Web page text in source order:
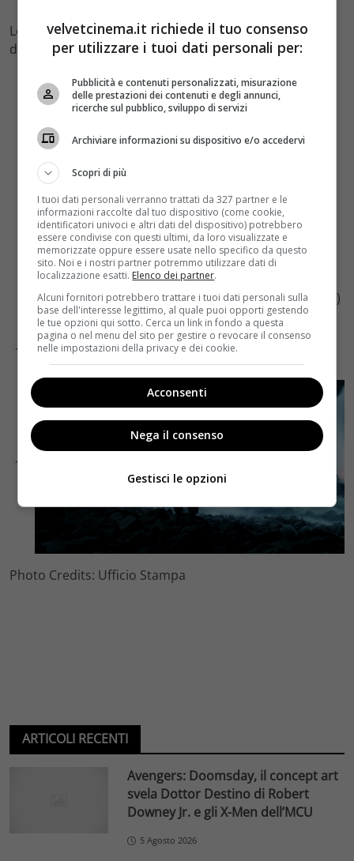
Le prime 10 posizioni del Box Office Italia nel weekend
del 2 e 3 settembre
Cattivissimo me 3 week-end € 3.610.104 (totale:
11.237.946)
Dunkirk week-end € 2.958.888 (totale: 2.961.641)
Overdrive week-end € 382.918 (totale: 991.150)
Amityville: Il risveglio week-end € 260.175 (totale:
776.181)
Atomica bionda week-end € 206.603 (totale:
1.603.328)
Open Water 3 – Cage Dive week-end € 192.529
(totale: 214.318)
Annabelle 2: Creation week-end € 157.209 (totale:
3.303.061)
La torre nera week-end € 153.082 (totale: 2.174.316)
Un profilo per due week-end € 89.384 (totale:
108.397)
Easy – Un viaggio facile facile week-end € 55.846
(totale: 60.489)
Photo Credits: Ufficio Stampa
ARTICOLI RECENTI
Avengers: Doomsday, il concept art
svela Dottor Destino di Robert
Downey Jr. e gli X-Men dell’MCU
5 Agosto 2026
velvetcinema.it richiede il tuo consenso
per utilizzare i tuoi dati personali per:
Pubblicità e contenuti personalizzati, misurazione
delle prestazioni dei contenuti e degli annunci,
ricerche sul pubblico, sviluppo di servizi
Archiviare informazioni su dispositivo e/o accedervi
Scopri di più
I tuoi dati personali verranno trattati da 327 partner e le
informazioni raccolte dal tuo dispositivo (come cookie,
identificatori univoci e altri dati del dispositivo) potrebbero
essere condivise con questi ultimi, da loro visualizzate e
memorizzate oppure essere usate nello specifico da questo
sito. Noi e i nostri partner potremmo utilizzare dati di
localizzazione esatti. Elenco dei partner.
Alcuni fornitori potrebbero trattare i tuoi dati personali sulla
base dell'interesse legittimo, al quale puoi opporti gestendo
le tue opzioni qui sotto. Cerca un link in fondo a questa
pagina o nel menu del sito per gestire o revocare il consenso
nelle impostazioni della privacy e dei cookie.
Acconsenti
Nega il consenso
Gestisci le opzioni